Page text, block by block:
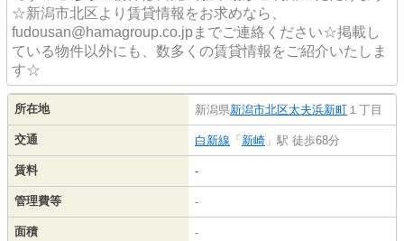
☆新潟市北区より賃貸情報をお求めなら、
fudousan@hamagroup.co.jpまでご連絡ください☆掲載し
ている物件以外にも、数多くの賃貸情報をご紹介いたしま
す☆
所在地 新潟県新潟市北区太夫浜新町 １丁目
交通 白新線 「 新崎 」駅 徒歩68分
賃料 -
管理費等 -
面積 -